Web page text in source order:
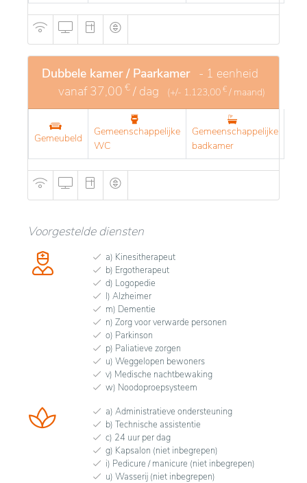
Dubbele kamer / Paarkamer - 1 eenheid
vanaf37,00 € / dag (+/- 1.123,00 € / maand)
Gemeubeld
Gemeenschappelijke
WC
Gemeenschappelijke
badkamer
Voorgestelde diensten
a) Kinesitherapeut
b) Ergotherapeut
d) Logopedie
l) Alzheimer
m) Dementie
n) Zorg voor verwarde personen
o) Parkinson
p) Paliatieve zorgen
u) Weggelopen bewoners
v) Medische nachtbewaking
w) Noodoproepsysteem
a) Administratieve ondersteuning
b) Technische assistentie
c) 24 uur per dag
g) Kapsalon (niet inbegrepen)
i) Pedicure / manicure (niet inbegrepen)
u) Wasserij (niet inbegrepen)